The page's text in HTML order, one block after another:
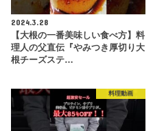
2024.3.28
【大根の一番美味しい食べ方】料
理人の父直伝『やみつき厚切り大
根チーズステ…
料理動画